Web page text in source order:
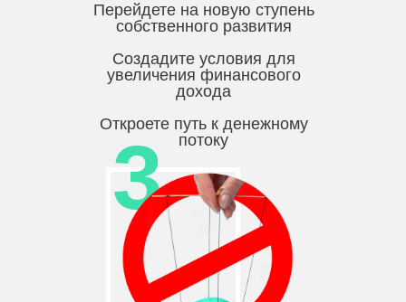
Перейдете на новую ступень
собственного развития
Создадите условия для
увеличения финансового
дохода
Откроете путь к денежному
потоку
3